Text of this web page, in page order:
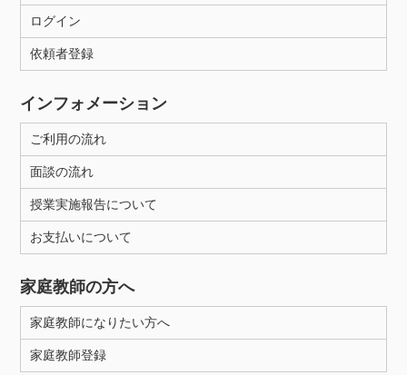
ログイン
依頼者登録
インフォメーション
ご利用の流れ
面談の流れ
授業実施報告について
お支払いについて
家庭教師の方へ
家庭教師になりたい方へ
家庭教師登録